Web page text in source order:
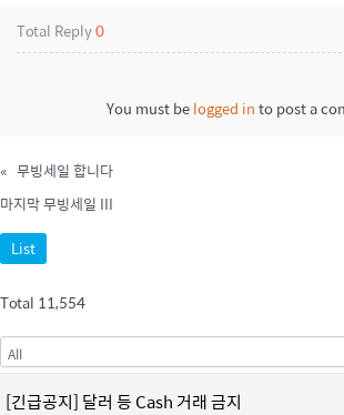
Total Reply0
You must belogged into post a
« 무빙세일 합니다
마지막 무빙세일 III
List
Total 11,554
[긴급공지] 달러 등 Cash 거래 금지